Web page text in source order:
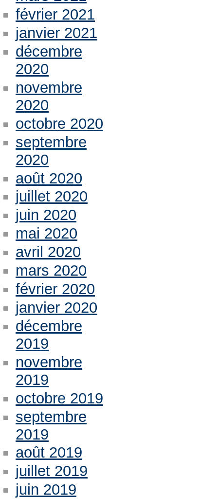
février 2021
janvier 2021
décembre
2020
novembre
2020
octobre 2020
septembre
2020
août 2020
juillet 2020
juin 2020
mai 2020
avril 2020
mars 2020
février 2020
janvier 2020
décembre
2019
novembre
2019
octobre 2019
septembre
2019
août 2019
juillet 2019
juin 2019